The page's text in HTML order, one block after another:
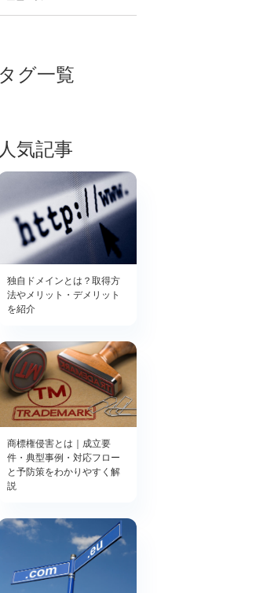
タグ一覧
人気記事
独自ドメインとは？取得方
法やメリット・デメリット
を紹介
商標権侵害とは｜成立要
件・典型事例・対応フロー
と予防策をわかりやすく解
説